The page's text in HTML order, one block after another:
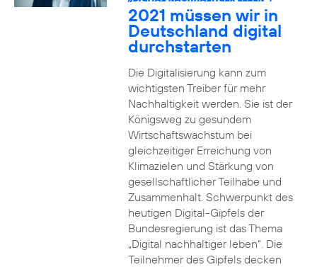
2021 müssen wir in
Deutschland digital
durchstarten
Die Digitalisierung kann zum
wichtigsten Treiber für mehr
Nachhaltigkeit werden. Sie ist der
Königsweg zu gesundem
Wirtschaftswachstum bei
gleichzeitiger Erreichung von
Klimazielen und Stärkung von
gesellschaftlicher Teilhabe und
Zusammenhalt. Schwerpunkt des
heutigen Digital-Gipfels der
Bundesregierung ist das Thema
„Digital nachhaltiger leben“. Die
Teilnehmer des Gipfels decken